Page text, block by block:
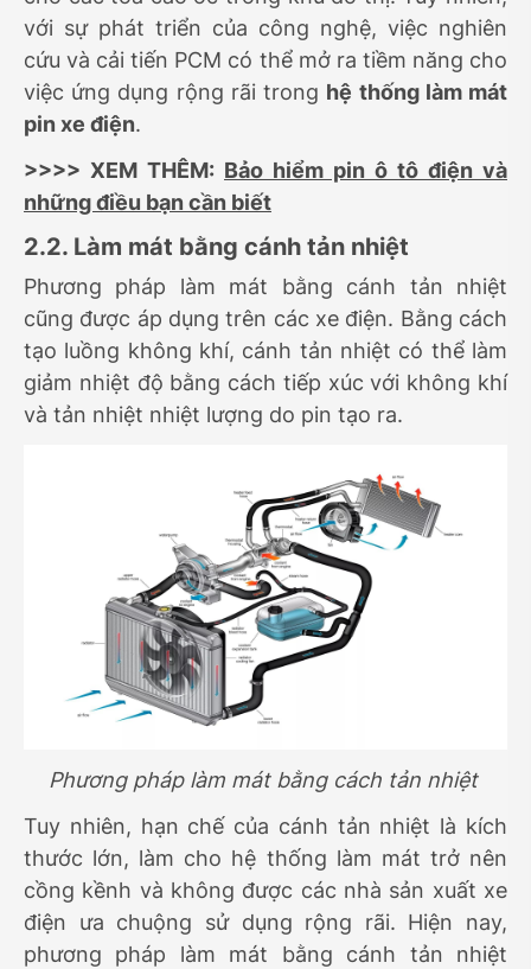
với sự phát triển của công nghệ, việc nghiên
cứu và cải tiến PCM có thể mở ra tiềm năng cho
việc ứng dụng rộng rãi trong hệ thống làm mát
pin xe điện.
>>>> XEM THÊM: Bảo hiểm pin ô tô điện và
những điều bạn cần biết
2.2. Làm mát bằng cánh tản nhiệt
Phương pháp làm mát bằng cánh tản nhiệt
cũng được áp dụng trên các xe điện. Bằng cách
tạo luồng không khí, cánh tản nhiệt có thể làm
giảm nhiệt độ bằng cách tiếp xúc với không khí
và tản nhiệt nhiệt lượng do pin tạo ra.
Phương pháp làm mát bằng cách tản nhiệt
Tuy nhiên, hạn chế của cánh tản nhiệt là kích
thước lớn, làm cho hệ thống làm mát trở nên
cồng kềnh và không được các nhà sản xuất xe
điện ưa chuộng sử dụng rộng rãi. Hiện nay,
phương pháp làm mát bằng cánh tản nhiệt